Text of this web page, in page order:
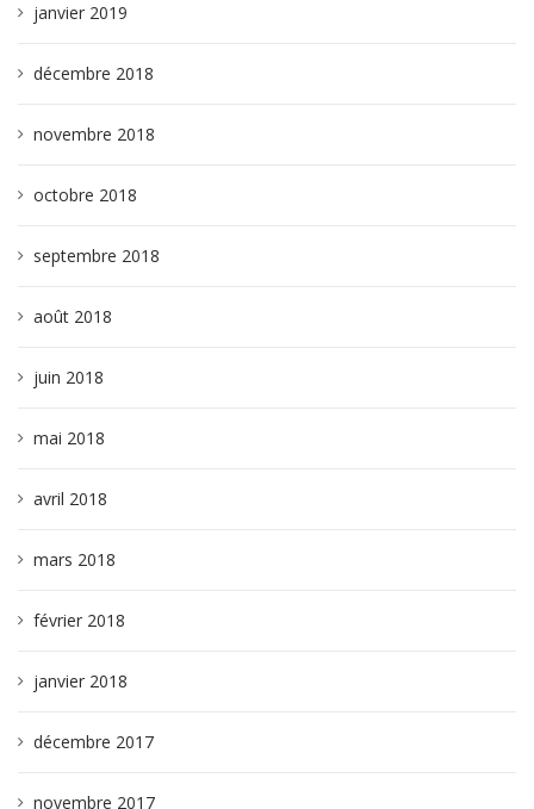
janvier 2019
décembre 2018
novembre 2018
octobre 2018
septembre 2018
août 2018
juin 2018
mai 2018
avril 2018
mars 2018
février 2018
janvier 2018
décembre 2017
novembre 2017